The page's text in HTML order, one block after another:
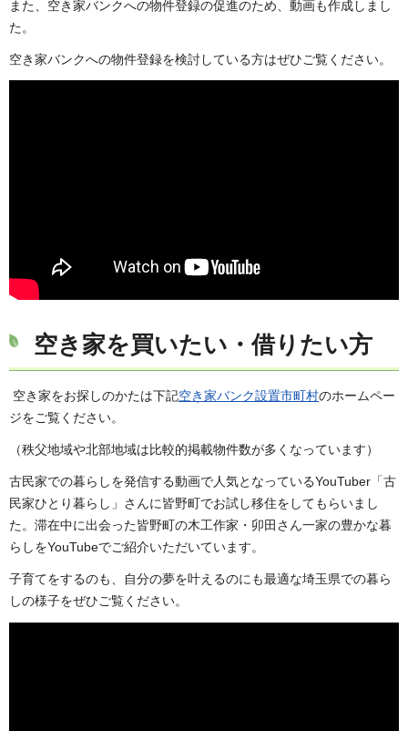
また、空き家バンクへの物件登録の促進のため、動画も作成しまし
た。
空き家バンクへの物件登録を検討している方はぜひご覧ください。
空き家を買いたい・借りたい方
空き家をお探しのかたは下記空き家バンク設置市町村のホームペー
ジをご覧ください。
（秩父地域や北部地域は比較的掲載物件数が多くなっています）
古民家での暮らしを発信する動画で人気となっているYouTuber「古
民家ひとり暮らし」さんに皆野町でお試し移住をしてもらいまし
た。滞在中に出会った皆野町の木工作家・卯田さん一家の豊かな暮
らしをYouTubeでご紹介いただいています。
子育てをするのも、自分の夢を叶えるのにも最適な埼玉県での暮ら
しの様子をぜひご覧ください。